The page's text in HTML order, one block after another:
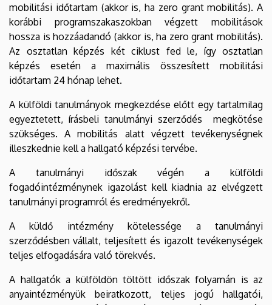
mobilitási időtartam (akkor is, ha zero grant mobilitás). A
korábbi programszakaszokban végzett mobilitások
hossza is hozzáadandó (akkor is, ha zero grant mobilitás).
Az osztatlan képzés két ciklust fed le, így osztatlan
képzés esetén a maximális összesített mobilitási
időtartam 24 hónap lehet.
A külföldi tanulmányok megkezdése előtt egy tartalmilag
egyeztetett, írásbeli tanulmányi szerződés megkötése
szükséges. A mobilitás alatt végzett tevékenységnek
illeszkednie kell a hallgató képzési tervébe.
A tanulmányi időszak végén a külföldi
fogadóintézménynek igazolást kell kiadnia az elvégzett
tanulmányi programról és eredményekről.
A küldő intézmény kötelessége a tanulmányi
szerződésben vállalt, teljesített és igazolt tevékenységek
teljes elfogadására való törekvés.
A hallgatók a külföldön töltött időszak folyamán is az
anyaintézményük beiratkozott, teljes jogú hallgatói,